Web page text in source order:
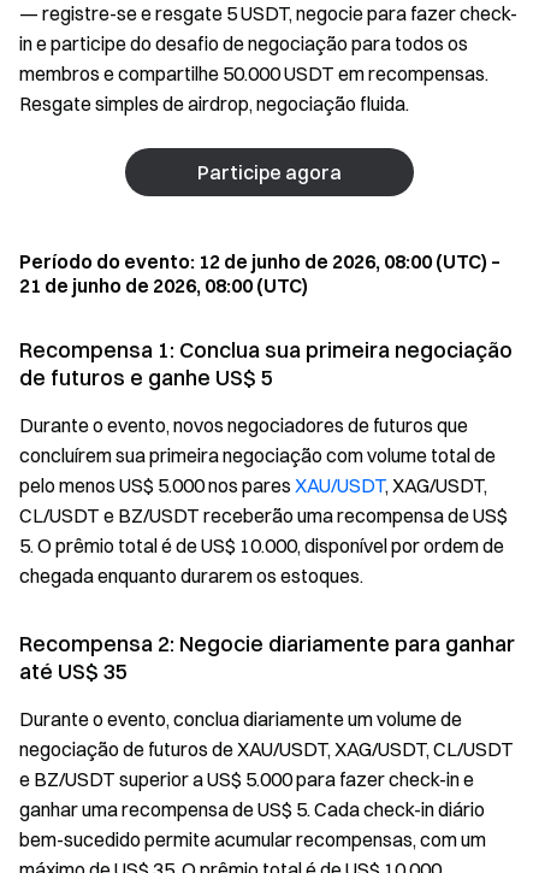
— registre-se e resgate 5 USDT, negocie para fazer check-
in e participe do desafio de negociação para todos os
membros e compartilhe 50.000 USDT em recompensas.
Resgate simples de airdrop, negociação fluida.
Participe agora
Período do evento: 12 de junho de 2026, 08:00 (UTC) –
21 de junho de 2026, 08:00 (UTC)
Recompensa 1: Conclua sua primeira negociação
de futuros e ganhe US$ 5
Durante o evento, novos negociadores de futuros que
concluírem sua primeira negociação com volume total de
pelo menos US$ 5.000 nos pares XAU/USDT, XAG/USDT,
CL/USDT e BZ/USDT receberão uma recompensa de US$
5. O prêmio total é de US$ 10.000, disponível por ordem de
chegada enquanto durarem os estoques.
Recompensa 2: Negocie diariamente para ganhar
até US$ 35
Durante o evento, conclua diariamente um volume de
negociação de futuros de XAU/USDT, XAG/USDT, CL/USDT
e BZ/USDT superior a US$ 5.000 para fazer check-in e
ganhar uma recompensa de US$ 5. Cada check-in diário
bem-sucedido permite acumular recompensas, com um